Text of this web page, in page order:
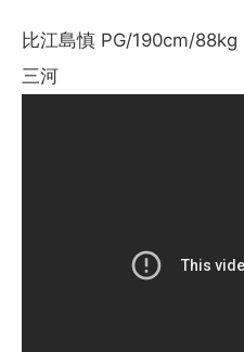
比江島慎 PG/190cm/
三河